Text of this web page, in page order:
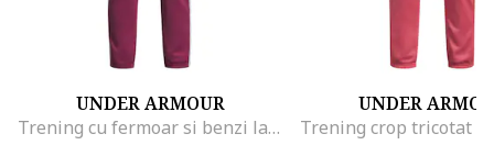
UNDER ARMOUR
Trening cu fermoar si benzi laterale contrastante, Fucsia
UNDER